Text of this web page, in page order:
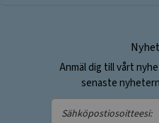
Anmäl dig till vårt
senaste
Sähköpostiosoitteesi: